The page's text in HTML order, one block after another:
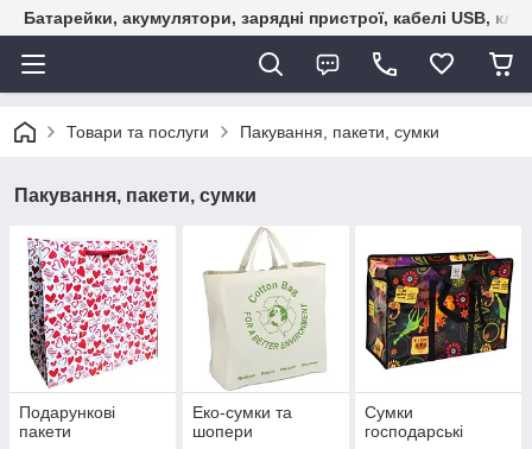
Батарейки, акумулятори, зарядні пристрої, кабелі USB,
Товари та послуги Пакування, пакети, сумки
Пакування, пакети, сумки
Подарункові
пакети
Еко-сумки та
шопери
Сумки
господарські